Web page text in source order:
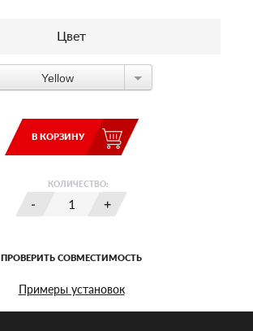
Цвет
Yellow
В КОРЗИНУ
КОЛИЧЕСТВО:
ПРОВЕРИТЬ СОВМЕСТИМОСТЬ
Примеры установок